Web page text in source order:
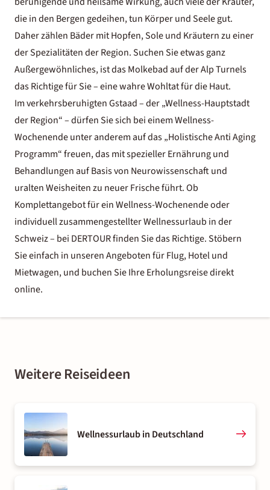
die in den Bergen gedeihen, tun Körper und Seele gut.
Daher zählen Bäder mit Hopfen, Sole und Kräutern zu einer
der Spezialitäten der Region. Suchen Sie etwas ganz
Außergewöhnliches, ist das Molkebad auf der Alp Turnels
das Richtige für Sie – eine wahre Wohltat für die Haut.
Im verkehrsberuhigten Gstaad – der „Wellness-Hauptstadt
der Region“ – dürfen Sie sich bei einem Wellness-
Wochenende unter anderem auf das „Holistische Anti Aging
Programm“ freuen, das mit spezieller Ernährung und
Behandlungen auf Basis von Neurowissenschaft und
uralten Weisheiten zu neuer Frische führt. Ob
Komplettangebot für ein Wellness-Wochenende oder
individuell zusammengestellter Wellnessurlaub in der
Schweiz – bei DERTOUR finden Sie das Richtige. Stöbern
Sie einfach in unseren Angeboten für Flug, Hotel und
Mietwagen, und buchen Sie Ihre Erholungsreise direkt
online.
Weitere Reiseideen
Wellnessurlaub in Deutschland